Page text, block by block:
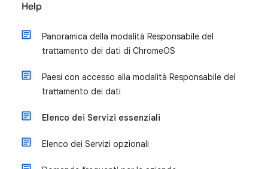
Help
Panoramica della modalità Responsabile del
trattamento dei dati di ChromeOS
Paesi con accesso alla modalità Responsabile del
trattamento dei dati
Elenco dei Servizi essenziali
Elenco dei Servizi opzionali